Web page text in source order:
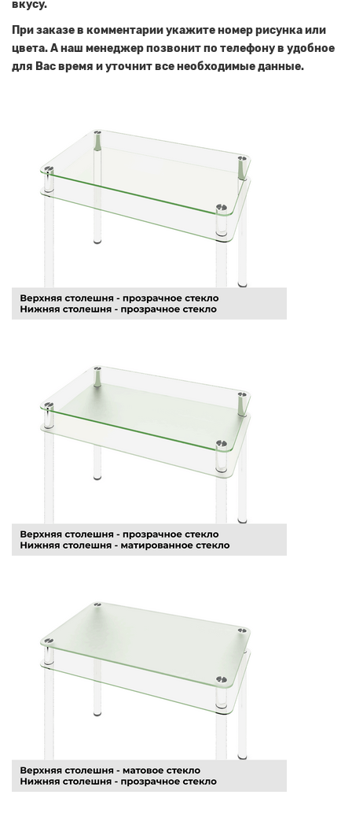
вкусу.
При заказе в комментарии укажите номер рисунка или
цвета. А наш менеджер позвонит по телефону в удобное
для Вас время и уточнит все необходимые данные.